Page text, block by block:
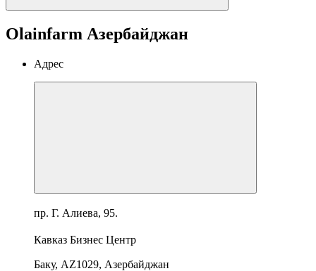
Olainfarm Азербайджан
Адрес
пр. Г. Алиева, 95.
Кавказ Бизнес Центр
Баку, AZ1029, Азербайджан